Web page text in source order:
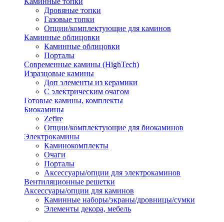
Дровяные топки
Газовые топки
Опции/комплектующие для каминов
Каминные облицовки
Каминные облицовки
Порталы
Современные камины (HighTech)
Изразцовые камины
Доп элементы из керамики
С электрическим очагом
Готовые камины, комплекты
Биокамины
Zefire
Опции/комплектующие для биокаминов
Электрокамины
Каминокомплекты
Очаги
Порталы
Аксессуары/опции для электрокаминов
Вентиляционные решетки
Аксессуары/опции для каминов
Каминные наборы/экраны/дровницы/сумки
Элементы декора, мебель